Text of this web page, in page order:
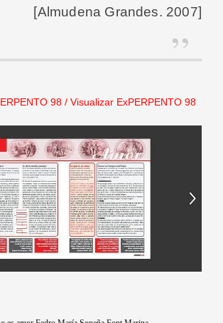
[Almudena Grandes. 2007]
98/ Visualizar ExPERPENTO 98